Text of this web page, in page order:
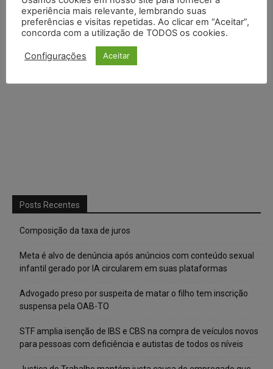
Posts Recentes
Composição da taxa de juros
Meta é alvo de denúncia após anúncios com conteúdo sexual
infantil gerado por IA circularem em suas plataformas
Advogado preso por suspeita de matar o filho tem inscrição
suspensa pela OAB-TO
STF amplia isenção de IBS e CBS na compra de veículos novos
para pessoas com deficiência e autistas de todos os níveis
experiência mais relevante, lembrando suas
preferências e visitas repetidas. Ao clicar em “Aceitar”,
concorda com a utilização de TODOS os cookies.
Configurações Aceitar